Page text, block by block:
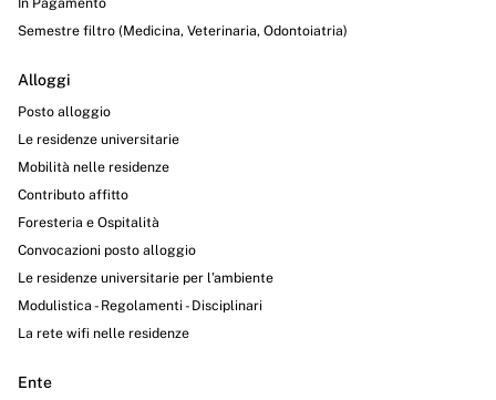
Semestre filtro (Medicina, Veterinaria, Odontoiatria)
Alloggi
Posto alloggio
Le residenze universitarie
Mobilità nelle residenze
Contributo affitto
Foresteria e Ospitalità
Convocazioni posto alloggio
Le residenze universitarie per l’ambiente
Modulistica - Regolamenti - Disciplinari
La rete wifi nelle residenze
Ente